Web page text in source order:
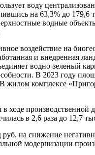
воду
на 63,3% до
водные
воздействие на
и внедренная
водно-зеленый
В 2023 году
жилом комплексе
ходе
в 2,6 раза до 12,7
на снижение
модернизации